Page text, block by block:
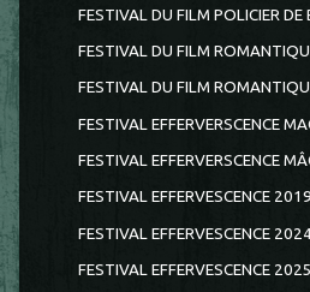
FESTIVAL DU FILM POLICIER
FESTIVAL DU FILM
FESTIVAL DU FILM
FESTIVAL EFFERVERSCENCE
FESTIVAL EFFERVERSCENCE
FESTIVAL EFFERVESCENCE
FESTIVAL EFFERVESCENCE
FESTIVAL EFFERVESCENCE